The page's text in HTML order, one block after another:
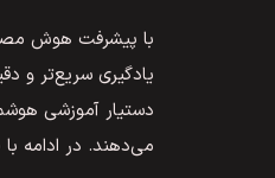
با پیشرفت هوش
یادگیری سریع‌تر و
دستیار آموزشی
می‌دهند. در ادامه با ۱۰ مورد از بهترین ابزارهای حل تکالیف با هوش مصنوعی آشنا می‌شوید.